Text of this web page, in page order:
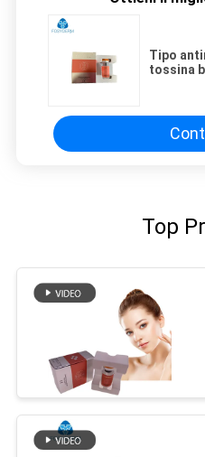
Tipo
tossina
Top